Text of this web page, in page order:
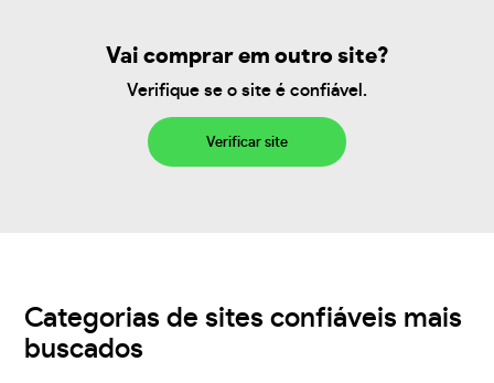
Vai comprar em outro site?
Verifique se o site é confiável.
Verificar site
Categorias de sites confiáveis mais
buscados